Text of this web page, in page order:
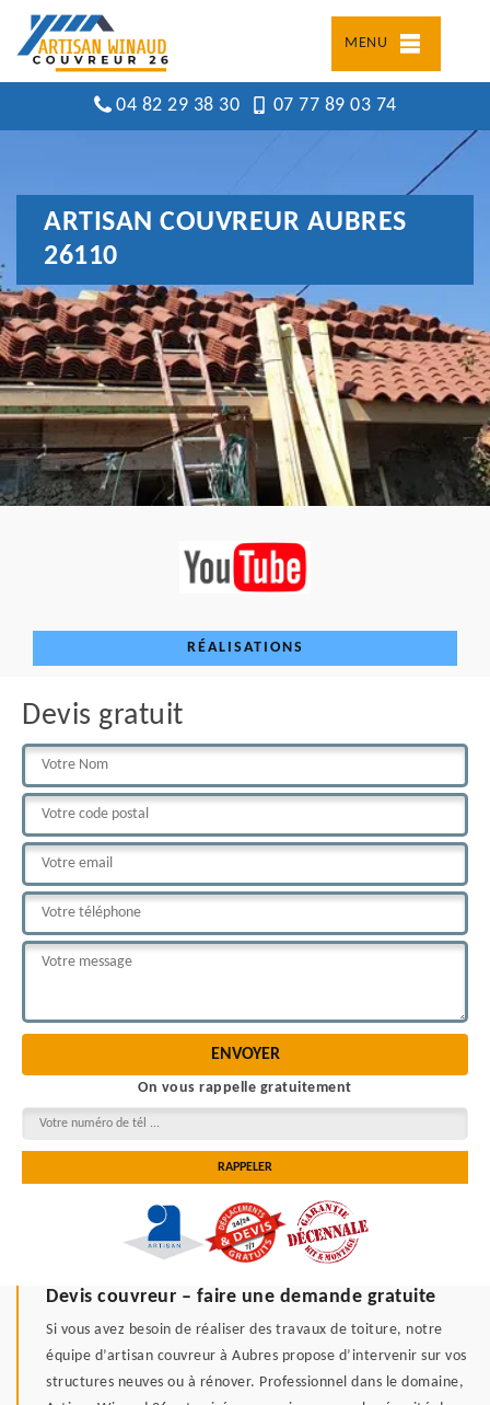
MENU
04 82 29 38 30 07 77 89 03 74
ARTISAN COUVREUR AUBRES
26110
RÉALISATIONS
Devis gratuit
On vous rappelle gratuitement
Devis couvreur – faire une demande gratuite
Si vous avez besoin de réaliser des travaux de toiture, notre
équipe d’artisan couvreur à Aubres propose d’intervenir sur vos
structures neuves ou à rénover. Professionnel dans le domaine,